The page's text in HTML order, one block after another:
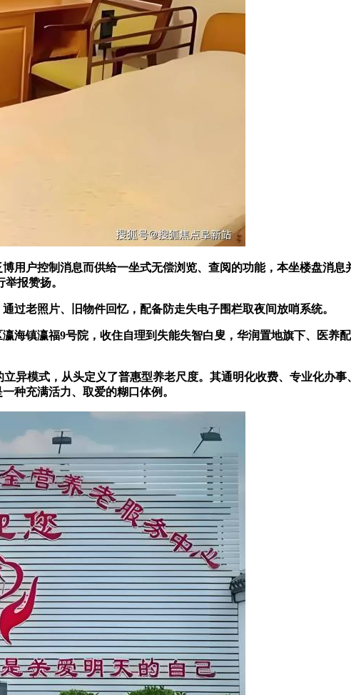
户控制消息而供给一坐式无偿浏览、查阅的功能，本坐楼盘消息
报赞扬。
老照片、旧物件回忆，配备防走失电子围栏取夜间放哨系统。
镇瀛福9号院，收住自理到失能失智白叟，华润置地旗下、医养
模式，从头定义了普惠型养老尺度。其通明化收费、专业化办
种充满活力、取爱的糊口体例。